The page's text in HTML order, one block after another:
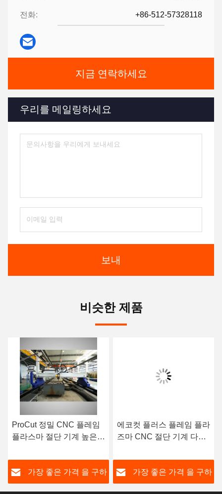
전화: +86-512-57328118
지금 연락하세요
우리를 메일링하세요
보내
비슷한 제품
ProCut 정밀 CNC 플레임
플라스마 절단 기계 높은
가장 좋은 가격 을 구하
에코컷 플러스 플레임 플라
즈마 CNC 절단 기계 다기
가장 좋은 가격 을 구하